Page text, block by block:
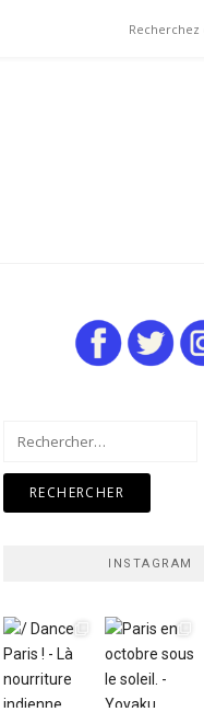
INSTAGRAM